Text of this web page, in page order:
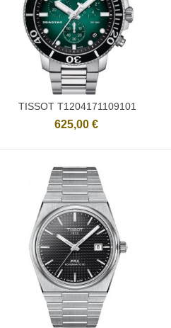
Ajouter
TISSOT T1204171109101
625,00 €